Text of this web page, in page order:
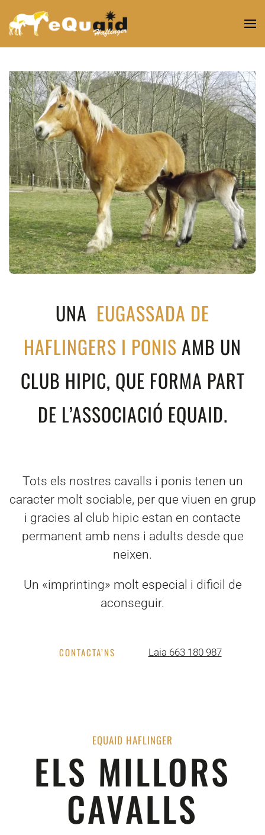
Skip to main content
UNA EUGASSADA DE
HAFLINGERS I PONISAMB UN
CLUB HIPIC, QUE FORMA PART
DE L’ASSOCIACIÓ EQUAID.
Tots els nostres cavalls i ponis tenen un
caracter molt sociable, per que viuen en grup
i gracies al club hipic estan en contacte
permanent amb nens i adults desde que
neixen.
Un «imprinting» molt especial i dificil de
aconseguir.
CONTACTA’NS Laia 663 180 987
EQUAID HAFLINGER
ELS MILLORS
CAVALLS